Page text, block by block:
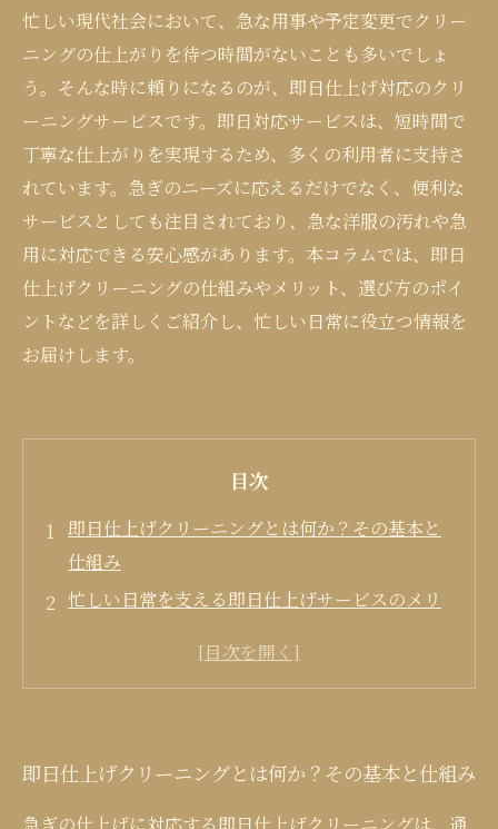
忙しい現代社会において、急な用事や予定変更でクリー
ニングの仕上がりを待つ時間がないことも多いでしょ
う。そんな時に頼りになるのが、即日仕上げ対応のクリ
ーニングサービスです。即日対応サービスは、短時間で
丁寧な仕上がりを実現するため、多くの利用者に支持さ
れています。急ぎのニーズに応えるだけでなく、便利な
サービスとしても注目されており、急な洋服の汚れや急
用に対応できる安心感があります。本コラムでは、即日
仕上げクリーニングの仕組みやメリット、選び方のポイ
ントなどを詳しくご紹介し、忙しい日常に役立つ情報を
お届けします。
目次
即日仕上げクリーニングとは何か？その基本と
仕組み
忙しい日常を支える即日仕上げサービスのメリ
方
忙しい日常に即日仕上げクリーニングがもたら
即日仕上げクリーニングとは何か？その基本と仕組み